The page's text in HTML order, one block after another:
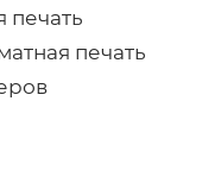
печать
печать